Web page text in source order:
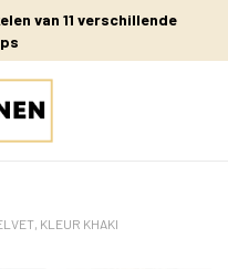
van 11 verschillende
KLEUR KHAKI